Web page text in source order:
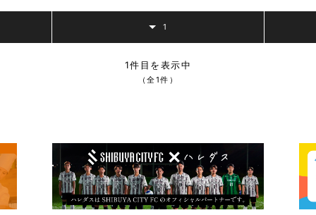
1
1件目を表示中
（全1件）